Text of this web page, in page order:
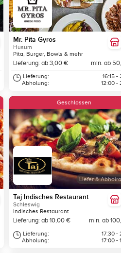
Mr. Pita Gyros
Husum
Pita, Burger, Bowls & mehr
Lieferung: ab 3,00 € min. ab
Lieferung:
Abholung:
16:15 -
12:00 -
Liefer &
Geschlossen
Taj Indisches Restaurant
Schleswig
Indisches Restaurant
Lieferung: ab 10,00 € min. ab
Lieferung:
Abholung:
17:30 -
17:00 -